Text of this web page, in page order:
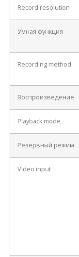
Record resolution
Умная функция
Recording method
Воспроизведение
Playback mode
Резервный режим
Video input